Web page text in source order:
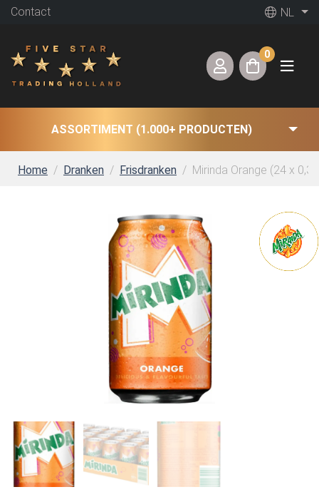
Contact NL
0
ASSORTIMENT (1.000+ PRODUCTEN)
Home Dranken Frisdranken Mirinda Orange (24 x